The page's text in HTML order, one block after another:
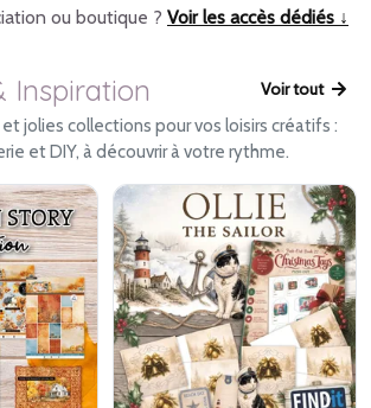
ou boutique ? Voir les accès dédiés ↓
Inspiration
Voir tout
jolies collections pour vos loisirs créatifs :
et DIY, à découvrir à votre rythme.